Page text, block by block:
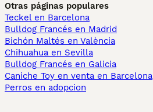
Otras páginas populares
Teckel en Barcelona
Bulldog Francés en Madrid
Bichón Maltés en València
Chihuahua en Sevilla
Bulldog Francés en Galicia
Caniche Toy en venta en Barcelona
Perros en adopcion